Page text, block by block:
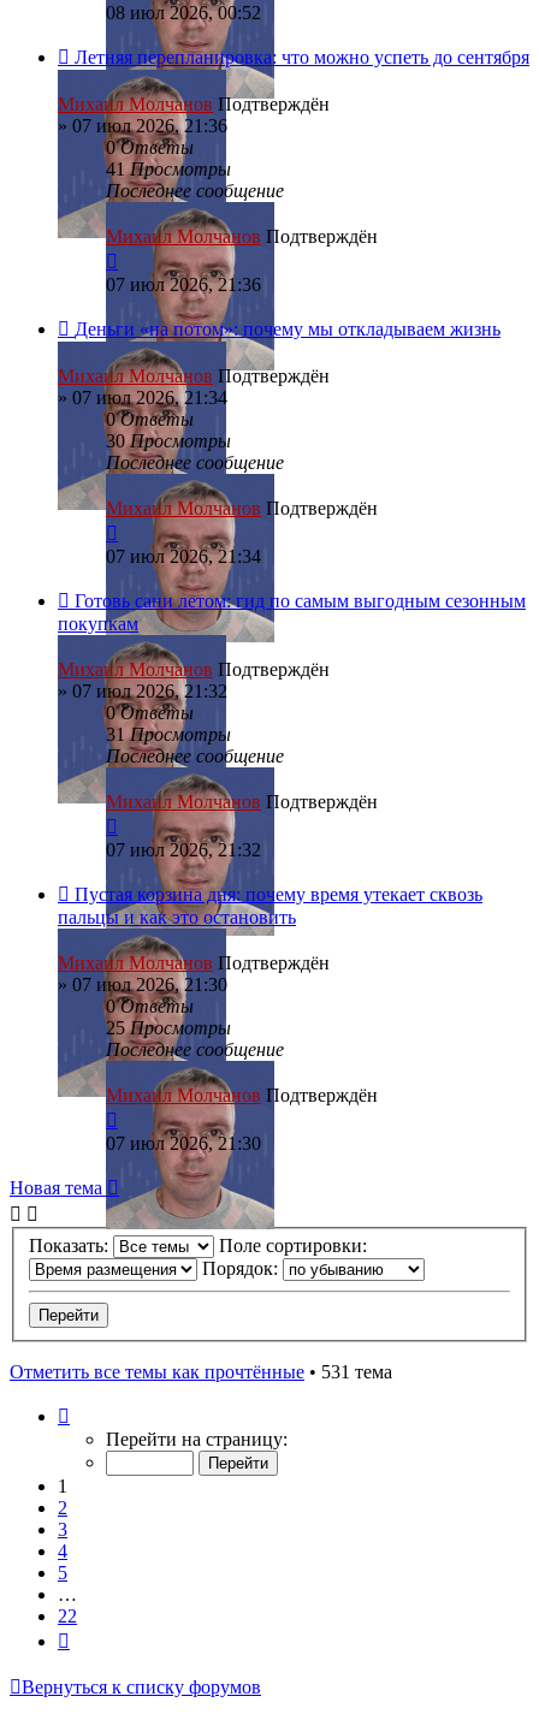
08 июл 2026, 00:52
Летняя перепланировка: что можно успеть до сентября
Михаил Молчанов Подтверждён
» 07 июл 2026, 21:36
0Ответы
41Просмотры
Последнее сообщение
Михаил Молчанов Подтверждён
07 июл 2026, 21:36
Деньги «на потом»: почему мы откладываем жизнь
Михаил Молчанов Подтверждён
» 07 июл 2026, 21:34
0Ответы
30Просмотры
Последнее сообщение
Михаил Молчанов Подтверждён
07 июл 2026, 21:34
Готовь сани летом: гид по самым выгодным сезонным
покупкам
Михаил Молчанов Подтверждён
» 07 июл 2026, 21:32
0Ответы
31Просмотры
Последнее сообщение
Михаил Молчанов Подтверждён
07 июл 2026, 21:32
Пустая корзина дня: почему время утекает сквозь
пальцы и как это остановить
Михаил Молчанов Подтверждён
» 07 июл 2026, 21:30
0Ответы
25Просмотры
Последнее сообщение
Михаил Молчанов Подтверждён
07 июл 2026, 21:30
Новая тема
Показать:
Поле сортировки:
Порядок:
Отметить все темы как прочтённые • 531 тема
Перейти на страницу:
1
2
3
4
5
…
22
Вернуться к списку форумов